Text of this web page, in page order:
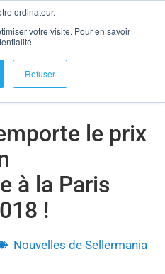
ordinateur.
votre visite. Pour en savoir
Refuser
Technologique à la
le prix
à la Paris
!
Nouvelles de Sellermania